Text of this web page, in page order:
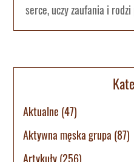
serce, uczy zaufania i
Aktualne (47)
Aktywna męska grupa (87)
Artykuły(256)